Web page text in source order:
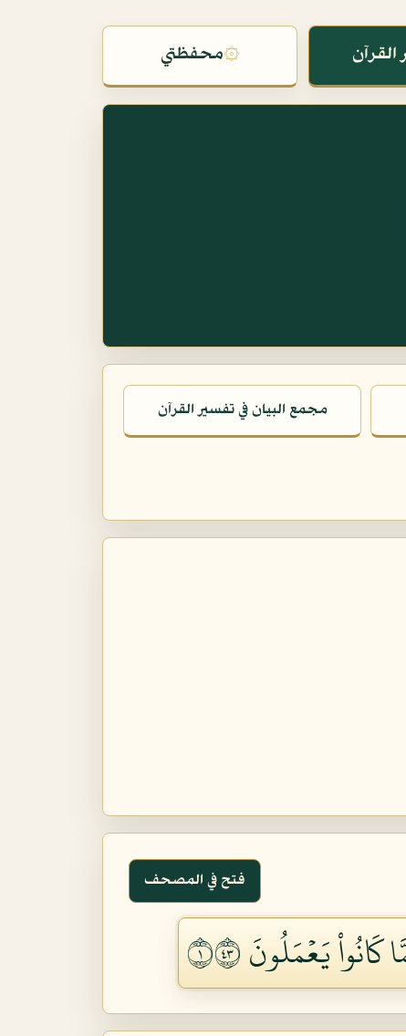
القرآن ۞محفظتي
مجمع البيان في تفسير القرآن
فتح في المصحف
يَعۡمَلُونَ ١٣٤